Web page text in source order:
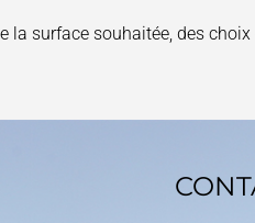
surface souhaitée, des